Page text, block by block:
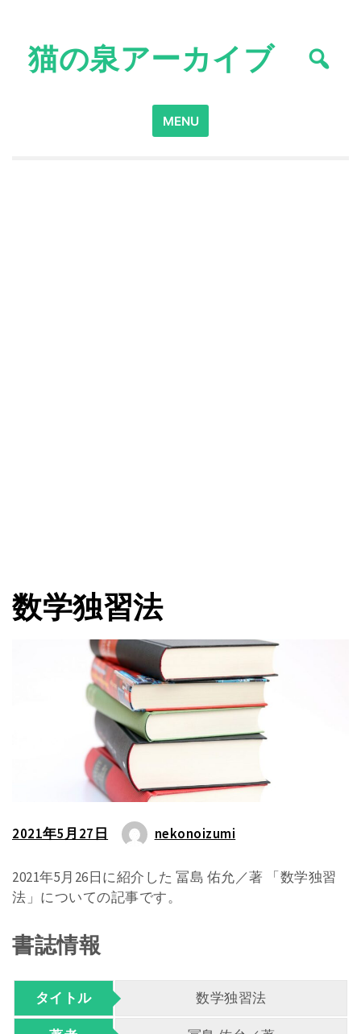
content猫の泉アーカイブ
Search
for:
MENU
数学独習法
2021年5月27日 nekonoizumi
2021年5月26日に紹介した 冨島 佑允／著 「数学独習
法」についての記事です。
書誌情報
タイトル 数学独習法